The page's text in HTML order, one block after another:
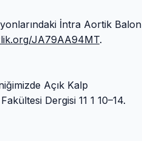
İntra Aortik Balon
JA79AA94MT.
Açık Kalp
Dergisi 11 1 10–14.